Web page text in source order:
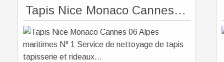
Tapis Nice Monaco Cannes 06 Alpes maritimes N° 1 Service de nettoyage de tapis tapisserie et rideaux...